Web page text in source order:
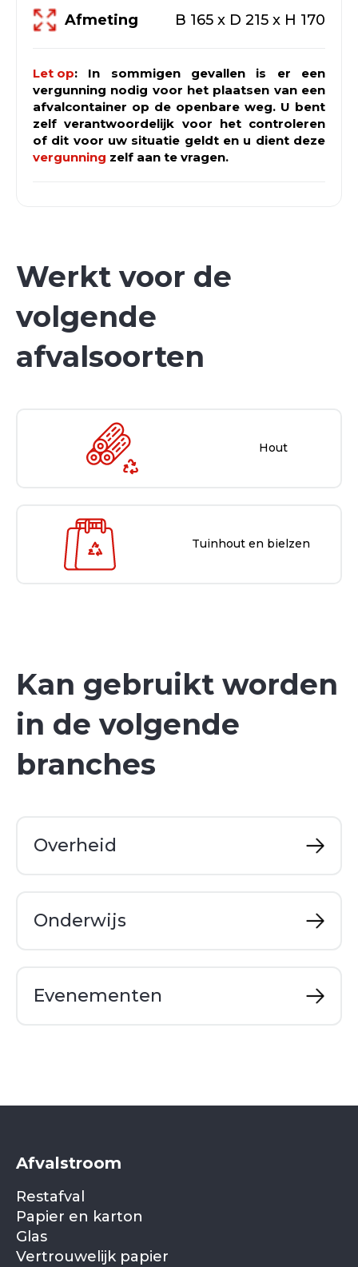
Afmeting B 165 x D 215 x H 170
Let op: In sommigen gevallen is er een
vergunning nodig voor het plaatsen van een
afvalcontainer op de openbare weg. U bent
zelf verantwoordelijk voor het controleren
of dit voor uw situatie geldt en u dient deze
vergunning zelf aan te vragen.
Werkt voor de
volgende
afvalsoorten
Hout
Tuinhout en bielzen
Kan gebruikt worden
in de volgende
branches
Overheid
Onderwijs
Evenementen
Afvalstroom
Restafval
Papier en karton
Glas
Vertrouwelijk papier